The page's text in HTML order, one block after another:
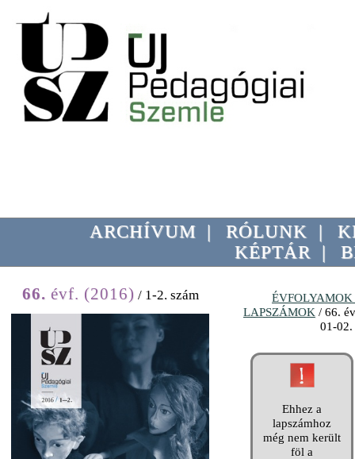
ARCHÍVUM | RÓLUNK |
KÉPTÁR |
66. évf. (2016) / 1-2. szám
ÉVFOLYAMOK
LAPSZÁMOK / 66.
01-02.
Ehhez a
lapszámhoz
még nem került
föl a